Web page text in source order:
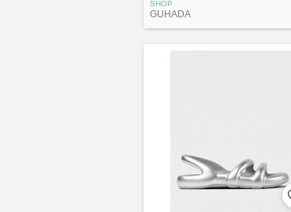
SHOP
GUHADA